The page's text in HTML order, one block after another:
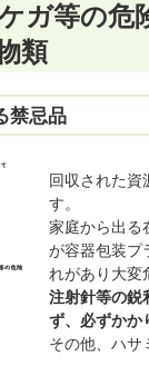
ガ等の危
類
禁忌品
回収された資
す。
家庭から出る
が容器包装プ
れがあり大変
注射針等の鋭
ず、必ずかか
その他、ハサ